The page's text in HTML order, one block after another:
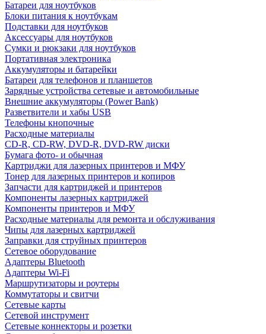
Батареи для ноутбуков
Блоки питания к ноутбукам
Подставки для ноутбуков
Аксессуары для ноутбуков
Сумки и рюкзаки для ноутбуков
Портативная электроника
Аккумуляторы и батарейки
Батареи для телефонов и планшетов
Зарядные устройства сетевые и автомобильные
Внешние аккумуляторы (Power Bank)
Разветвители и хабы USB
Телефоны кнопочные
Расходные материалы
CD-R, CD-RW, DVD-R, DVD-RW диски
Бумага фото- и обычная
Картриджи для лазерных принтеров и МФУ
Тонер для лазерных принтеров и копиров
Запчасти для картриджей и принтеров
Компоненты лазерных картриджей
Компоненты принтеров и МФУ
Расходные материалы для ремонта и обслуживания
Чипы для лазерных картриджей
Заправки для струйных принтеров
Сетевое оборудование
Адаптеры Bluetooth
Адаптеры Wi-Fi
Маршрутизаторы и роутеры
Коммутаторы и свитчи
Сетевые карты
Сетевой инструмент
Сетевые коннекторы и розетки